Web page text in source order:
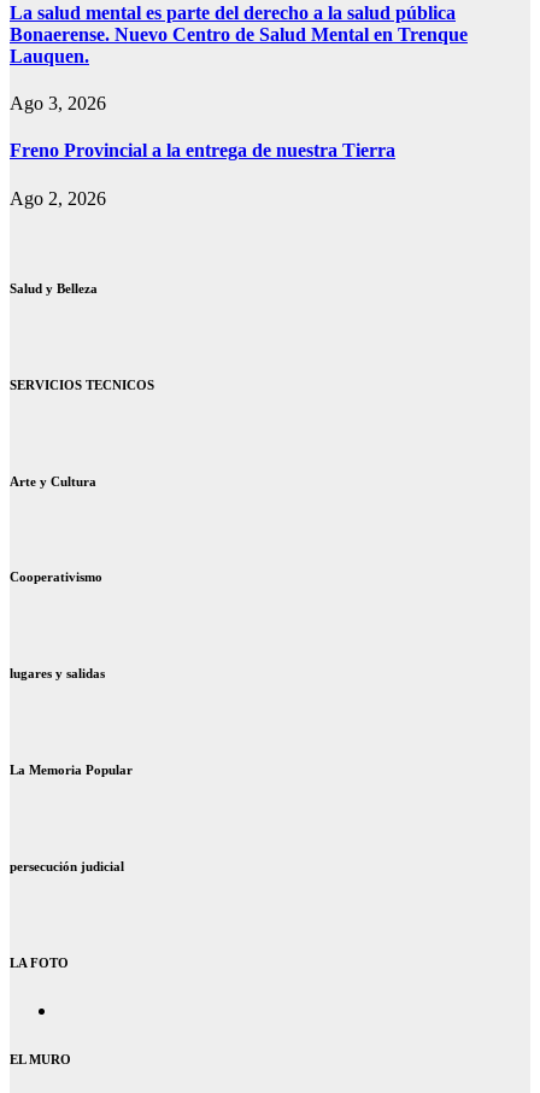
La salud mental es parte del derecho a la salud pública
Bonaerense. Nuevo Centro de Salud Mental en Trenque
Lauquen.
Ago 3, 2026
Freno Provincial a la entrega de nuestra Tierra
Ago 2, 2026
Salud y Belleza
SERVICIOS TECNICOS
Arte y Cultura
Cooperativismo
lugares y salidas
La Memoria Popular
persecución judicial
LA FOTO
EL MURO